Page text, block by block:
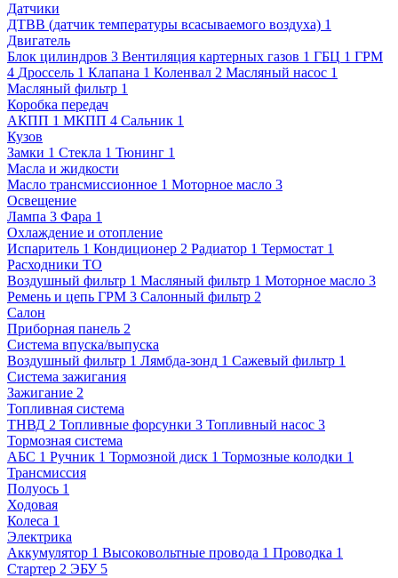
Датчики
ДТВВ (датчик температуры всасываемого воздуха) 1
Двигатель
Блок цилиндров 3 Вентиляция картерных газов 1 ГБЦ 1 ГРМ
4 Дроссель 1 Клапана 1 Коленвал 2 Масляный насос 1
Масляный фильтр 1
Коробка передач
АКПП 1 МКПП 4 Сальник 1
Кузов
Замки 1 Стекла 1 Тюнинг 1
Масла и жидкости
Масло трансмиссионное 1 Моторное масло 3
Освещение
Лампа 3 Фара 1
Охлаждение и отопление
Испаритель 1 Кондиционер 2 Радиатор 1 Термостат 1
Расходники ТО
Воздушный фильтр 1 Масляный фильтр 1 Моторное масло 3
Ремень и цепь ГРМ 3 Салонный фильтр 2
Салон
Приборная панель 2
Система впуска/выпуска
Воздушный фильтр 1 Лямбда-зонд 1 Сажевый фильтр 1
Система зажигания
Зажигание 2
Топливная система
ТНВД 2 Топливные форсунки 3 Топливный насос 3
Тормозная система
АБС 1 Ручник 1 Тормозной диск 1 Тормозные колодки 1
Трансмиссия
Полуось 1
Ходовая
Колеса 1
Электрика
Аккумулятор 1 Высоковольтные провода 1 Проводка 1
Стартер 2 ЭБУ 5